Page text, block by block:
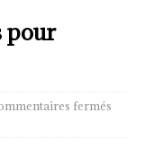
pour
fermés